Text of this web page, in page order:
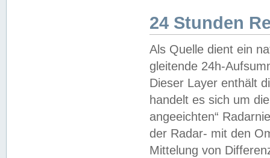
24 Stunden
Als Quelle dient ein
gleitende 24h-
Dieser Layer enthält
handelt es sich um
angeeichten“
der Radar- mit den
Mittelung von